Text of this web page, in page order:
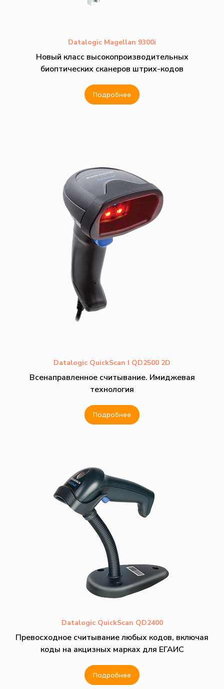
Datalogic Magellan 9300i
Новый класс высокопроизводительных
биоптических сканеров штрих-кодов
Подробнее
Datalogic QuickScan I QD2500 2D
Всенаправленное считывание. Имиджевая
технология
Подробнее
Datalogic QuickScan QD2400
Превосходное считывание любых кодов, включая
коды на акцизных марках для ЕГАИС
Подробнее